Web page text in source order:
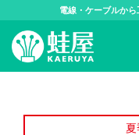
電線・ケーブルか